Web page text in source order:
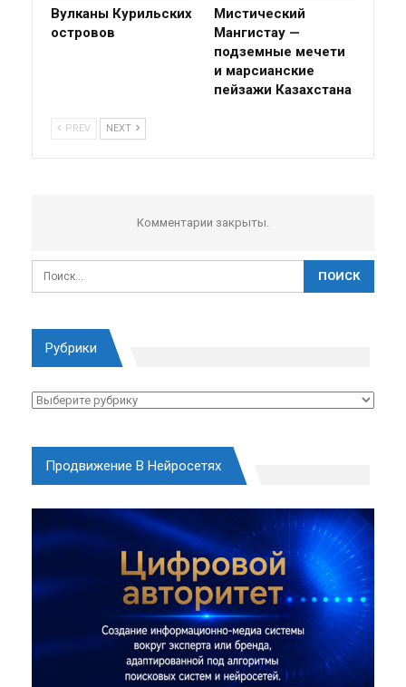
Вулканы Курильских
островов
Мистический
Мангистау —
подземные мечети
и марсианские
пейзажи Казахстана
PREV NEXT
Комментарии закрыты.
Рубрики
Рубрики
Продвижение В Нейросетях